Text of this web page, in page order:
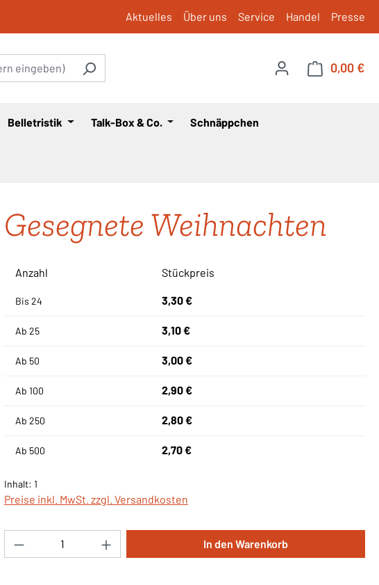
Aktuelles Über uns Service Handel Presse
0,00 €
Belletristik Talk-Box & Co. Schnäppchen
Gesegnete Weihnachten
Anzahl Stückpreis
Bis 24 3,30 €
Ab 25 3,10 €
Ab 50 3,00 €
Ab 100 2,90 €
Ab 250 2,80 €
Ab 500 2,70 €
Inhalt: 1
Preise inkl. MwSt. zzgl. Versandkosten
Produkt Anzahl: Gib den gewünschten Wert ein
In den Warenkorb